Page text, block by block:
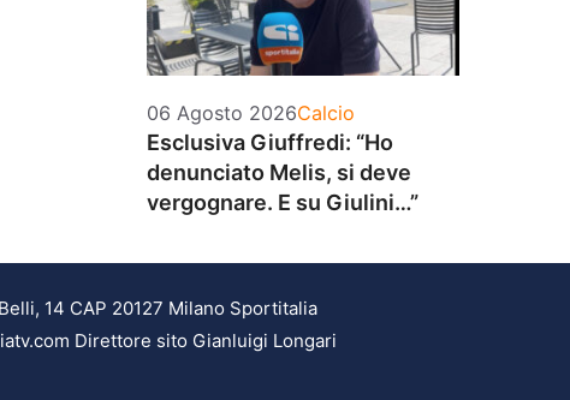
06 Agosto 2026Categorie
Calcio
Esclusiva Giuffredi: “Ho
denunciato Melis, si deve
vergognare. E su Giulini…”
14 CAP 20127 Milano Sportitalia
Direttore sito Gianluigi Longari